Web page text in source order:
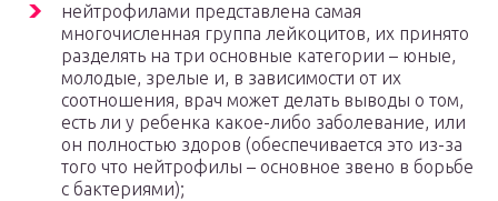
нейтрофилами представлена самая
многочисленная группа лейкоцитов, их принято
разделять на три основные категории – юные,
молодые, зрелые и, в зависимости от их
соотношения, врач может делать выводы о том,
есть ли у ребенка какое-либо заболевание, или
он полностью здоров (обеспечивается это из-за
того что нейтрофилы – основное звено в борьбе
с бактериями);